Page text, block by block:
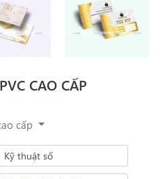
CAO CẤP
cấp